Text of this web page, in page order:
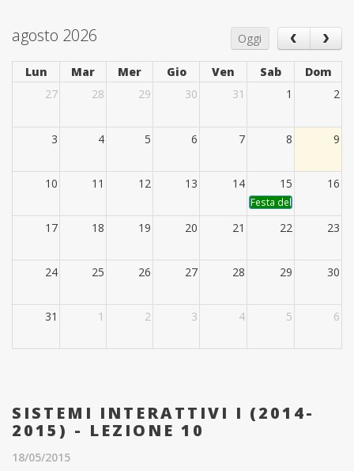
agosto 2026 Oggi
Lun Mar Mer Gio Ven Sab
Dom
27
28 29 30 31 1 2
3 4 5 6 7 8 9
10 11 12 13 14 15 16
Festa dell'Assunzione
17 18 19 20 21 22 23
24 25 26 27 28 29 30
31 1 2 3 4 5 6
SISTEMI INTERATTIVI I (2014-
2015) - LEZIONE 10
18/05/2015